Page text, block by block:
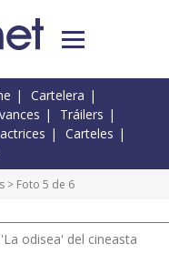
Cartelera
Tráilers
Carteles
> Foto 5 de 6
odisea' del cineasta